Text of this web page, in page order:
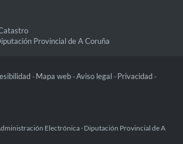
Provincial de A Coruña
- Mapa web -Aviso legal - Privacidad -
Electrónica · Diputación Provincial de A